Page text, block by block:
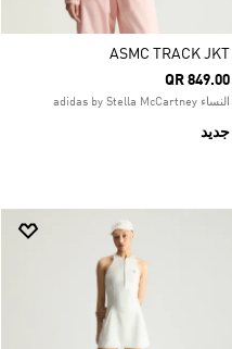
ASMC TRACK JKT
QR 849.00
النساء adidas by Stella McCartney
جديد